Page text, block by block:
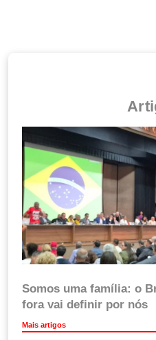
Somos uma família: o
fora vai definir por nós
Mais artigos